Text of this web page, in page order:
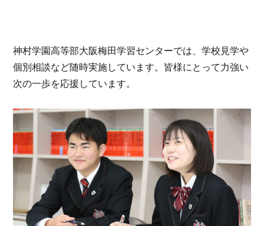
神村学園高等部大阪梅田学習センターでは、学校見学や
個別相談など随時実施しています。皆様にとって力強い
次の一歩を応援しています。